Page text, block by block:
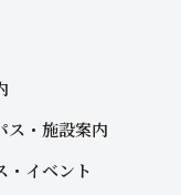
ス・施設案内
・イベント